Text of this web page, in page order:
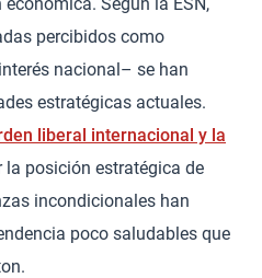
percibidos como
nacional– se han
estratégicas actuales.
liberal internacional y la
la posición estratégica de
incondicionales han
poco saludables que